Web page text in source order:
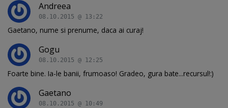
Andreea
08.10.2015 @ 13:22
Gaetano, nume si prenume, daca ai curaj!
Gogu
08.10.2015 @ 12:25
Foarte bine. Ia-le banii, frumoaso! Gradeo, gura bate...recursul!:)
Gaetano
08.10.2015 @ 10:49